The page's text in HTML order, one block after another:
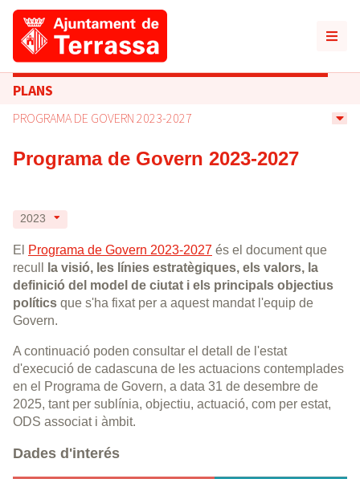
PLANS
PROGRAMA DE GOVERN 2023-2027
Programa de Govern 2023-2027
2023
El Programa de Govern 2023-2027 és el document que
recull
la visió, les línies estratègiques, els valors, la
definició del model de ciutat i els principals objectius
polítics que s'ha fixat per a aquest mandat l'equip de
Govern.
A continuació poden consultar el detall de l'estat
d'execució de cadascuna de les actuacions contemplades
en el Programa de Govern, a data 31 de desembre de
2025, tant per sublínia, objectiu, actuació, com per estat,
ODS associat i àmbit.
Dades d'interés